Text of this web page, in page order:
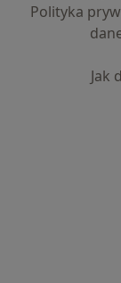
Polityka
Jak